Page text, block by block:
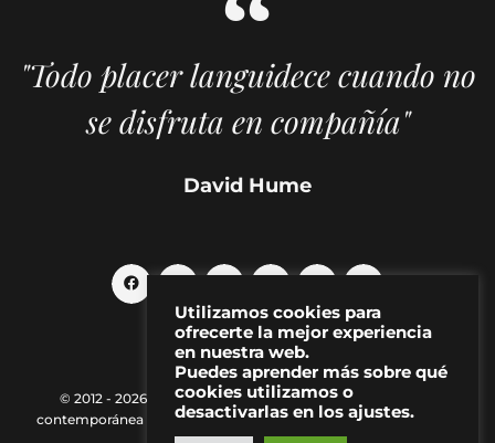
"Todo placer languidece cuando no
se disfruta en compañía"
David Hume
© 2012 - 2026 MAKMA | Revista de artes visuales y cultura
contemporánea |
Política de Privacidad| Aviso Legal|Contacto
Utilizamos cookies para
ofrecerte la mejor experiencia
en nuestra web.
Puedes aprender más sobre qué
cookies utilizamos o
desactivarlas en los ajustes.